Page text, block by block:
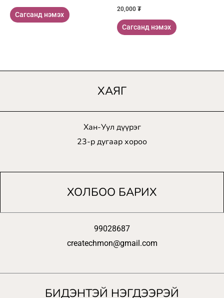
Сагсанд нэмэх
20,000 ₮
Сагсанд нэмэх
ХАЯГ
Хан-Уул дүүрэг
23-р дугаар хороо
ХОЛБОО БАРИХ
99028687
createchmon@gmail.com
БИДЭНТЭЙ НЭГДЭЭРЭЙ